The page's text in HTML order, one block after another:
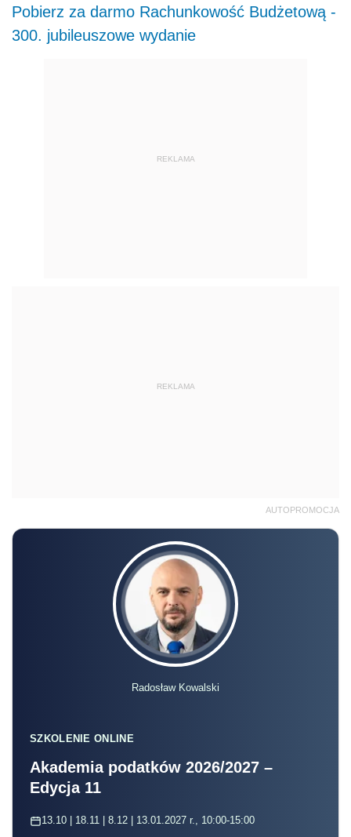
Pobierz za darmo Rachunkowość Budżetową -
300. jubileuszowe wydanie
REKLAMA
REKLAMA
AUTOPROMOCJA
Radosław Kowalski
SZKOLENIE ONLINE
Akademia podatków 2026/2027 –
Edycja 11
13.10 | 18.11 | 8.12 | 13.01.2027 r., 10:00-15:00